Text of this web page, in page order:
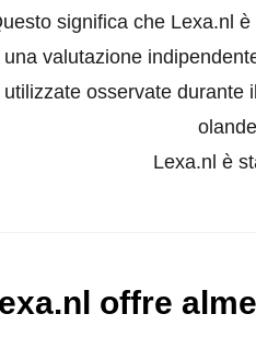
significa che Lexa.nl
una valutazione
utilizzate osservate durante
Lexa.nl è
offre